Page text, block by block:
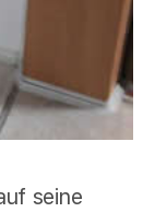
seine